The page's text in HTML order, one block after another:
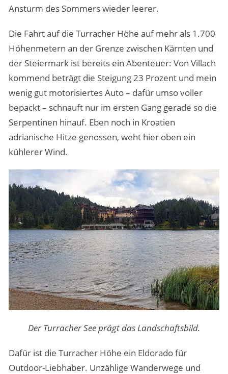
Ansturm des Sommers wieder leerer.
Die Fahrt auf die Turracher Höhe auf mehr als 1.700
Höhenmetern an der Grenze zwischen Kärnten und
der Steiermark ist bereits ein Abenteuer: Von Villach
kommend beträgt die Steigung 23 Prozent und mein
wenig gut motorisiertes Auto – dafür umso voller
bepackt – schnauft nur im ersten Gang gerade so die
Serpentinen hinauf. Eben noch in Kroatien
adrianische Hitze genossen, weht hier oben ein
kühlerer Wind.
Der Turracher See prägt das Landschaftsbild.
Dafür ist die Turracher Höhe ein Eldorado für
Outdoor-Liebhaber. Unzählige Wanderwege und